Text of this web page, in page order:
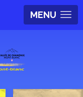
MENU